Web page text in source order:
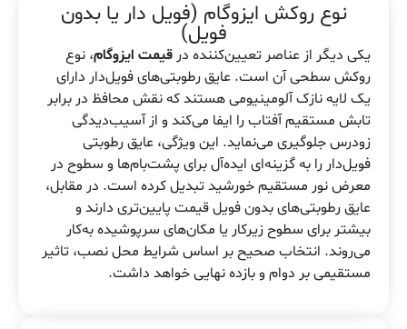
نوع روکش ایزوگام (فویل دار یا بدون
فویل)
یکی دیگر از عناصر تعیین‌کننده در قیمت ایزوگام، نوع
روکش سطحی آن است. عایق رطوبتی‌های فویل‌دار دارای
یک لایه نازک آلومینیومی هستند که نقش محافظ در برابر
تابش مستقیم آفتاب را ایفا می‌کند و از آسیب‌دیدگی
زودرس جلوگیری می‌نماید. این ویژگی، عایق رطوبتی
فویل‌دار را به گزینه‌ای ایده‌آل برای پشت‌بام‌ها و سطوح در
معرض نور مستقیم خورشید تبدیل کرده است. در مقابل،
عایق رطوبتی‌های بدون فویل قیمت پایین‌تری دارند و
بیشتر برای سطوح زیرکار یا مکان‌های سرپوشیده به‌کار
می‌روند. انتخاب صحیح بر اساس شرایط محل نصب، تاثیر
مستقیمی بر دوام و بازده نهایی خواهد داشت.